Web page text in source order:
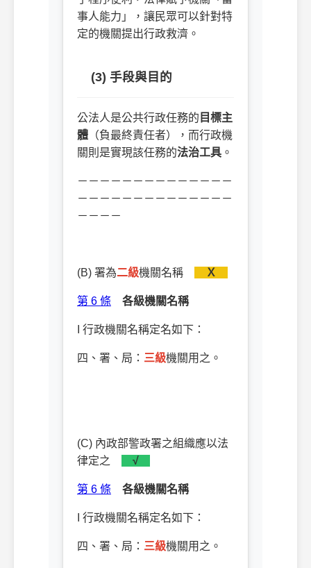
事人能力」，讓民眾可以針對特
定的機關提出行政救濟。
(3) 手段與目的
公法人是公共行政任務的 目標主
體 （負最終責任者），而行政機
關則是實現該任務的法治工具 。
－－－－－－－－－－－－－－
－－－－－－－－－－－－－－
－－－－
(B) 署為二級機關名稱 Ｘ
第 6 條 各級機關名稱
I 行政機關名稱定名如下：
四、署、局： 三級機關用之。
(C) 內政部警政署之組織應以法
律定之
√
第 6 條 各級機關名稱
I 行政機關名稱定名如下：
四、署、局： 三級機關用之。